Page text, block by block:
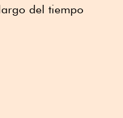
del tiempo